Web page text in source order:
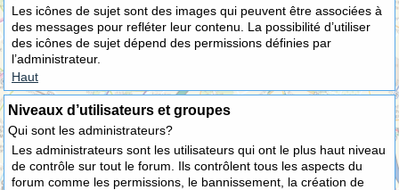
Les icônes de sujet sont des images qui peuvent être associées à
des messages pour refléter leur contenu. La possibilité d’utiliser
des icônes de sujet dépend des permissions définies par
l’administrateur.
Haut
Niveaux d’utilisateurs et groupes
Qui sont les administrateurs?
Les administrateurs sont les utilisateurs qui ont le plus haut niveau
de contrôle sur tout le forum. Ils contrôlent tous les aspects du
forum comme les permissions, le bannissement, la création de